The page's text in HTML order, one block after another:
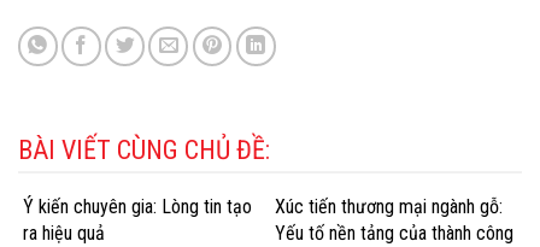
BÀI VIẾT CÙNG CHỦ ĐỀ:
Ý kiến chuyên gia: Lòng tin tạo
ra hiệu quả
Xúc tiến thương mại ngành gỗ:
Yếu tố nền tảng của thành công